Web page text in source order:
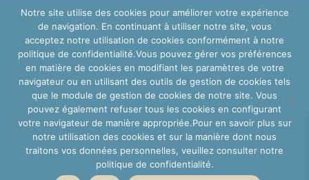
Mentions Légales
Conditions Générales de Vente
Suivre sur les réseaux
Notre site utilise des cookies pour améliorer votre expérience
de navigation. En continuant à utiliser notre site, vous
acceptez notre utilisation de cookies conformément à notre
politique de confidentialité.Vous pouvez gérer vos préférences
en matière de cookies en modifiant les paramètres de votre
navigateur ou en utilisant des outils de gestion de cookies tels
que le module de gestion de cookies de notre site. Vous
pouvez également refuser tous les cookies en configurant
votre navigateur de manière appropriée.Pour en savoir plus sur
notre utilisation des cookies et sur la manière dont nous
traitons vos données personnelles, veuillez consulter notre
politique de confidentialité.